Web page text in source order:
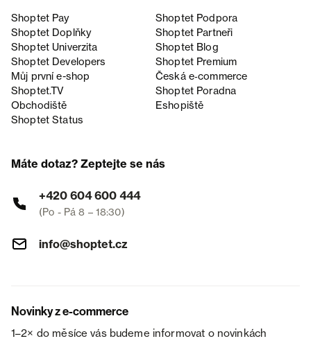
Shoptet Pay
Shoptet Podpora
Shoptet Doplňky
Shoptet Partneři
Shoptet Univerzita
Shoptet Blog
Shoptet Developers
Shoptet Premium
Můj první e-shop
Česká e‑commerce
Shoptet.TV
Shoptet Poradna
Obchodiště
Eshopiště
Shoptet Status
Máte dotaz? Zeptejte se nás
+420 604 600 444
(Po - Pá 8 – 18:30)
info@shoptet.cz
Novinky z e-commerce
1–2× do měsíce vás budeme informovat o novinkách